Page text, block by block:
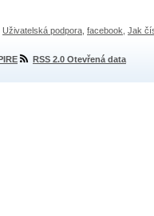
Uživatelská podpora facebook Jak
RSS 2.0 Otevřená data